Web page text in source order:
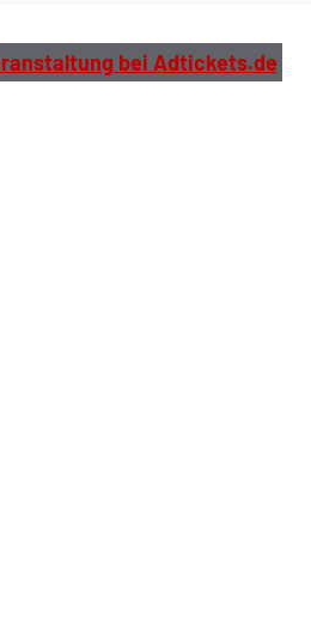
bei Adtickets.de